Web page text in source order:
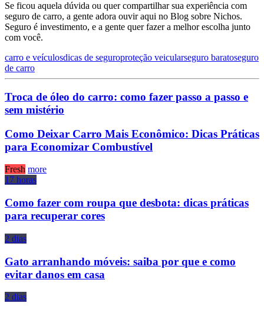
Se ficou aquela dúvida ou quer compartilhar sua experiência com
seguro de carro, a gente adora ouvir aqui no Blog sobre Nichos.
Seguro é investimento, e a gente quer fazer a melhor escolha junto
com você.
carro e veículosdicas de seguroproteção veicularseguro baratoseguro
de carro
Troca de óleo do carro: como fazer passo a passo e
sem mistério
Como Deixar Carro Mais Econômico: Dicas Práticas
para Economizar Combustível
Fresh more
17 horas
Como fazer com roupa que desbota: dicas práticas
para recuperar cores
2 dias
Gato arranhando móveis: saiba por que e como
evitar danos em casa
2 dias